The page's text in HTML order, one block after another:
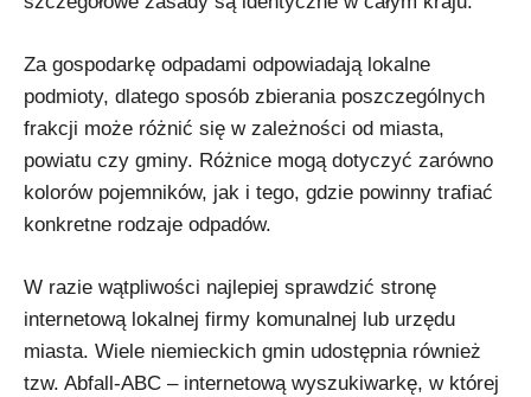
Za gospodarkę odpadami odpowiadają lokalne
podmioty, dlatego sposób zbierania poszczególnych
frakcji może różnić się w zależności od miasta,
powiatu czy gminy. Różnice mogą dotyczyć zarówno
kolorów pojemników, jak i tego, gdzie powinny trafiać
konkretne rodzaje odpadów.
W razie wątpliwości najlepiej sprawdzić stronę
internetową lokalnej firmy komunalnej lub urzędu
miasta. Wiele niemieckich gmin udostępnia również
tzw. Abfall-ABC – internetową wyszukiwarkę, w której